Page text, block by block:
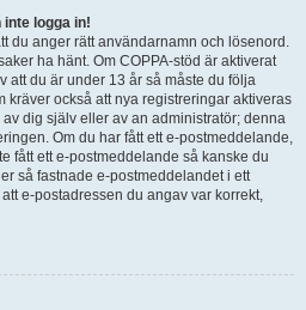
logga in!
du anger rätt användarnamn och lösenord.
ha hänt. Om COPPA-stöd är aktiverat
att du är under 13 år så måste du följa
kräver också att nya registreringar aktiveras
dig själv eller av an administratör; denna
Om du har fått ett e-postmeddelande,
fått ett e-postmeddelande så kanske du
så fastnade e-postmeddelandet i ett
e-postadressen du angav var korrekt,